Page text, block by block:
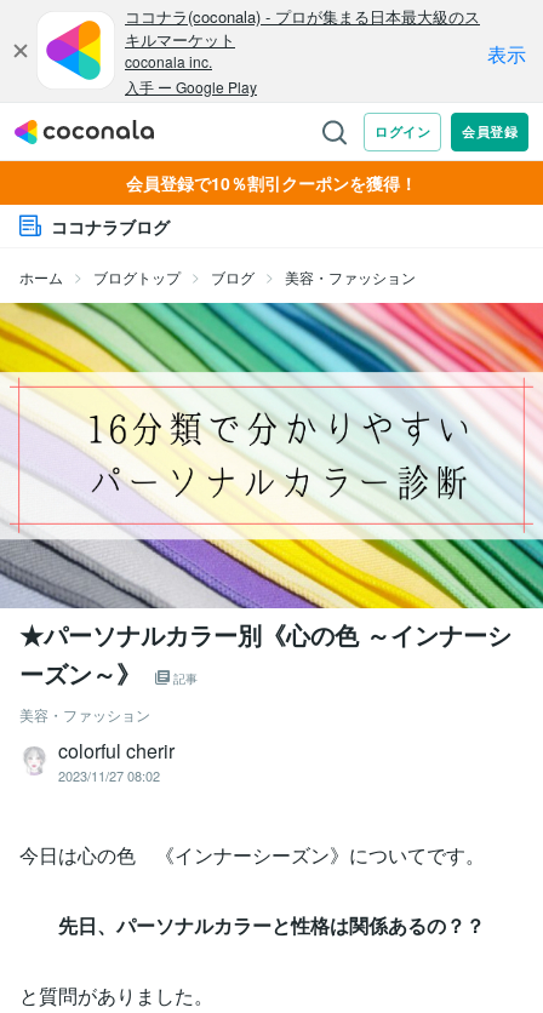
会員登録で10％割引クーポンを獲得！
ココナラブログ
ホーム ブログトップ ブログ 美容・ファッション
★パーソナルカラー別《心の色 ～インナーシ
ーズン～》
記事
美容・ファッション
colorful cherir
2023/11/27 08:02
今日は心の色 《インナーシーズン》についてです。
先日、パーソナルカラーと性格は関係あるの？？
と質問がありました。